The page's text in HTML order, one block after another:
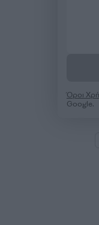
Όροι
Google.